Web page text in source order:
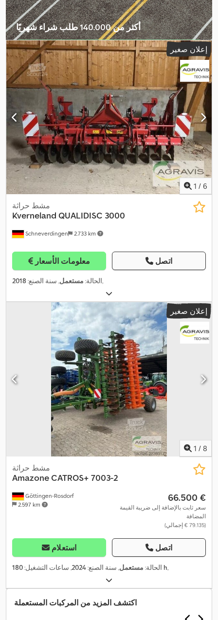
أكثر من 140.000 طلب شراء شهريًا
اختر باقة التاجر إعلان صغير
1 / 6
Schneverdingen 2.733 km
مشط حراثة
Kverneland QUALIDISC 3000
معلومات الأسعار اتصل
الحالة: مستعمل, سنة الصنع:2018 ,
إعلان صغير
1 / 8
Göttingen-Rosdorf
2.597 km
مشط حراثة
AmazoneCATROS+ 7003-2
‏66.500 €
سعر ثابت بالإضافة إلى ضريبة القيمة
المضافة
(‏79.135 € إجمالي)
استعلام اتصل
الحالة: مستعمل, سنة الصنع:2024, ساعات التشغيل: 180 h,
اكتشف المزيد من المركبات المستعملة